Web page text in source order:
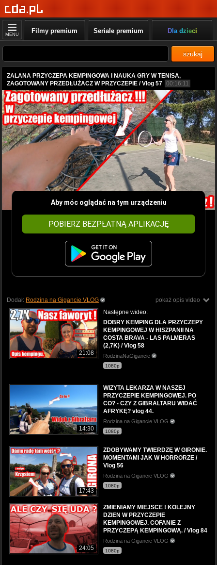
MENU Filmy premium Seriale premium Dla dzieci
szukaj
ZALANA PRZYCZEPA KEMPINGOWA I NAUKA GRY W TENISA,
ZAGOTOWANY PRZEDŁUŻACZ W PRZYCZEPIE / Vlog 57 00:16:11
Aby móc oglądać na tym urządzeniu
POBIERZ BEZPŁATNĄ APLIKACJĘ
pokaż opis video
Dodał: Rodzina na Gigancie VLOG
21:08
Następne wideo:
DOBRY KEMPING DLA PRZYCZEPY
KEMPINGOWEJ W HISZPANII NA
COSTA BRAVA - LAS PALMERAS
(2,7K) / Vlog 58
RodzinaNaGigancie
1080p
14:30
WIZYTA LEKARZA W NASZEJ
PRZYCZEPIE KEMPINGOWEJ. PO
CO? - CZY Z GIBRALTARU WIDAĆ
AFRYKĘ? vlog 44.
Rodzina na Gigancie VLOG
1080p
17:43
ZDOBYWAMY TWIERDZĘ W GIRONIE.
MOMENTAMI JAK W HORRORZE /
Vlog 56
Rodzina na Gigancie VLOG
1080p
24:05
ZMIENIAMY MIEJSCE ! KOLEJNY
DZIEN W PRZYCZEPIE
KEMPINGOWEJ. COFANIE Z
PRZYCZEPĄ KEMPINGOWĄ. / Vlog 84
Rodzina na Gigancie VLOG
1080p